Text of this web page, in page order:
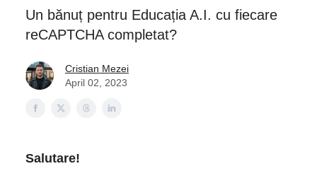
Un bănuț pentru Educația A.I. cu fiecare
reCAPTCHA completat?
Cristian Mezei
April 02, 2023
Salutare!